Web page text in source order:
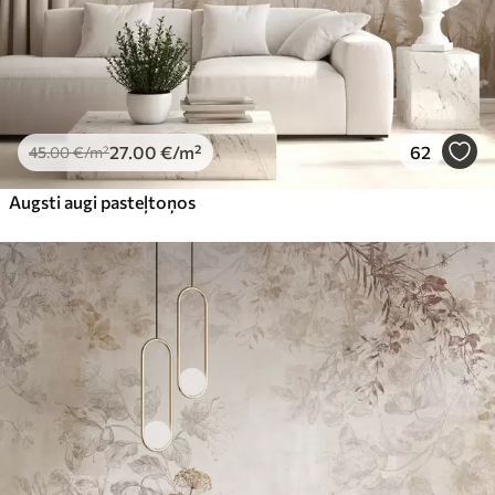
45.00€/m²27 .00 €/m² 62
Augsti augi pasteļtoņos